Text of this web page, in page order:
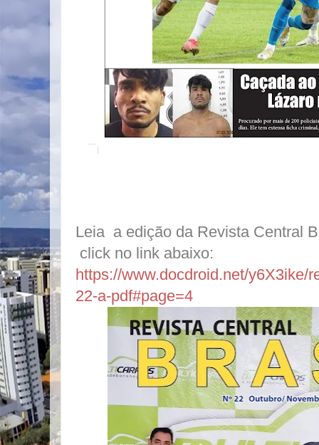
Leia a edição da Revista Central
click no link abaixo:
https://www.docdroid.net/y6X3ike/
22-a-pdf#page=4